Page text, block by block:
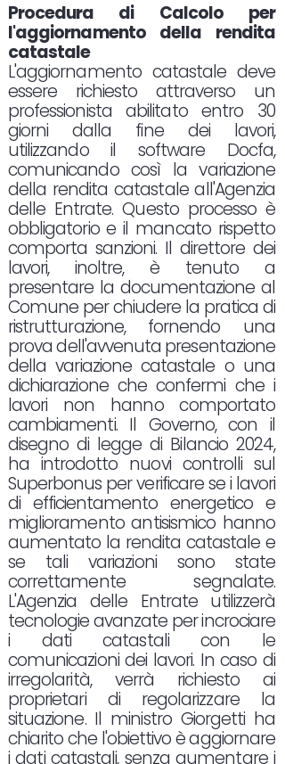
Procedura di Calcolo per
l'aggiornamento della rendita
catastale
L'aggiornamento catastale deve
essere richiesto attraverso un
professionista abilitato entro 30
giorni dalla fine dei lavori,
utilizzando il software Docfa,
comunicando così la variazione
della rendita catastale all'Agenzia
delle Entrate. Questo processo è
obbligatorio e il mancato rispetto
comporta sanzioni. Il direttore dei
lavori, inoltre, è tenuto a
presentare la documentazione al
Comune per chiudere la pratica di
ristrutturazione, fornendo una
prova dell'avvenuta presentazione
della variazione catastale o una
dichiarazione che confermi che i
lavori non hanno comportato
cambiamenti. Il Governo, con il
disegno di legge di Bilancio 2024,
ha introdotto nuovi controlli sul
Superbonus per verificare se i lavori
di efficientamento energetico e
miglioramento antisismico hanno
aumentato la rendita catastale e
se tali variazioni sono state
correttamente segnalate.
L'Agenzia delle Entrate utilizzerà
tecnologie avanzate per incrociare
i dati catastali con le
comunicazioni dei lavori. In caso di
irregolarità, verrà richiesto ai
proprietari di regolarizzare la
situazione. Il ministro Giorgetti ha
chiarito che l'obiettivo è aggiornare
i dati catastali, senza aumentare i